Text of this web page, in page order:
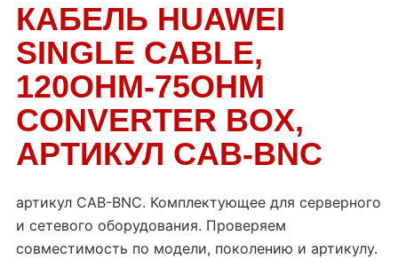
КАБЕЛЬ HUAWEI
SINGLE CABLE,
120OHM-75OHM
CONVERTER BOX,
АРТИКУЛ CAB-BNC
артикул CAB-BNC. Комплектующее для серверного
и сетевого оборудования. Проверяем
совместимость по модели, поколению и артикулу.